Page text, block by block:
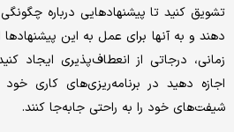
تشویق کنید تا پیشنهادهایی درباره
دهند و به آنها برای عمل به این پیشنهادها
زمانی، درجاتی از انعطاف‌‌پذیری ایجاد
اجازه دهید در برنامه‌‌ریزی‌‌های کاری
شیفت‌‌های خود را به راحتی جابه‌‌جا کنند.